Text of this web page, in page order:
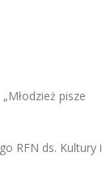
pisze
RFN ds. Kultury i